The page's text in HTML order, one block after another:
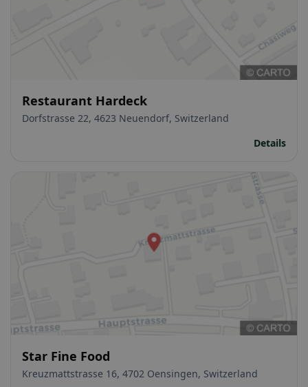
Restaurant Hardeck
Dorfstrasse 22, 4623 Neuendorf, Switzerland
Details
Star Fine Food
Kreuzmattstrasse 16, 4702 Oensingen, Switzerland